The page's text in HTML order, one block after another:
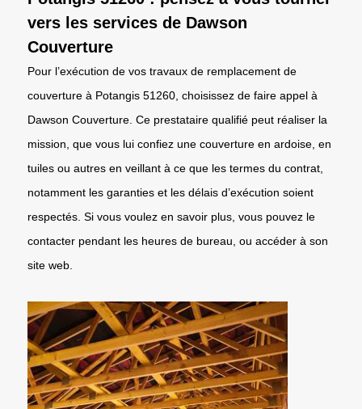
vers les services de Dawson
Couverture
Pour l’exécution de vos travaux de remplacement de
couverture à Potangis 51260, choisissez de faire appel à
Dawson Couverture. Ce prestataire qualifié peut réaliser la
mission, que vous lui confiez une couverture en ardoise, en
tuiles ou autres en veillant à ce que les termes du contrat,
notamment les garanties et les délais d’exécution soient
respectés. Si vous voulez en savoir plus, vous pouvez le
contacter pendant les heures de bureau, ou accéder à son
site web.